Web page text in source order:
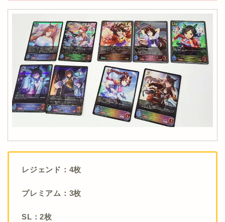
レジェンド：4枚
プレミアム：3枚
SL：2枚